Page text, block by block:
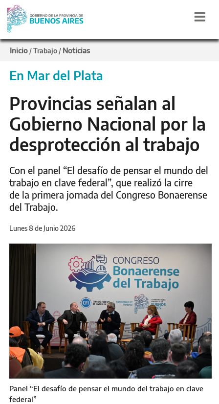
Inicio /Trabajo / Noticias
En Mar del Plata
Provincias señalan al
Gobierno Nacional por la
desprotección al trabajo
Con el panel “El desafío de pensar el mundo del
trabajo en clave federal”, que realizó la cirre
de la primera jornada del Congreso Bonaerense
del Trabajo.
Lunes 8 de Junio 2026
Panel “El desafío de pensar el mundo del trabajo en clave
federal”